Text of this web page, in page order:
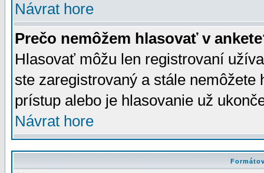
Návrat hore
Prečo nemôžem hlasovať v
Hlasovať môžu len registrovaní
ste zaregistrovaný a stále
prístup alebo je hlasovanie už
Návrat hore